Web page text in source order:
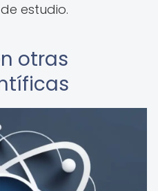
estudio.
otras